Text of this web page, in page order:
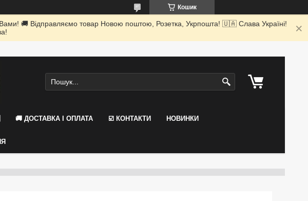
Кошик
🚚 Відправляємо товар Новою поштою, Розетка, Укрпошта! 🇺🇦 Слава Україні!
🚚 ДОСТАВКА І ОПЛАТА ☑️ КОНТАКТИ НОВИНКИ